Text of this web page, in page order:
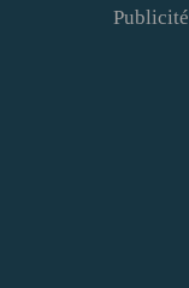
Publicité